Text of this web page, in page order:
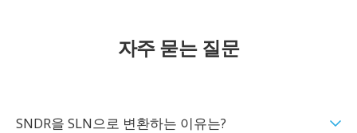
자주 묻는 질문
SNDR을 SLN으로 변환하는 이유는?